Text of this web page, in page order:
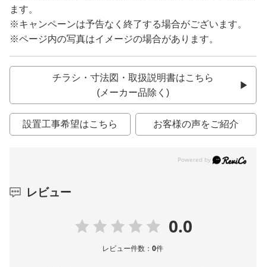
ます。
※キャンペーンは予告なく終了する場合がございます。
※ページ内の写真はイメージの場合があります。
チラシ・寸法図・取扱説明書はこちら
(メーカー品除く)
設置工事希望はこちら お客様の声をご紹介
レビュー
0.0
レビュー件数：0件